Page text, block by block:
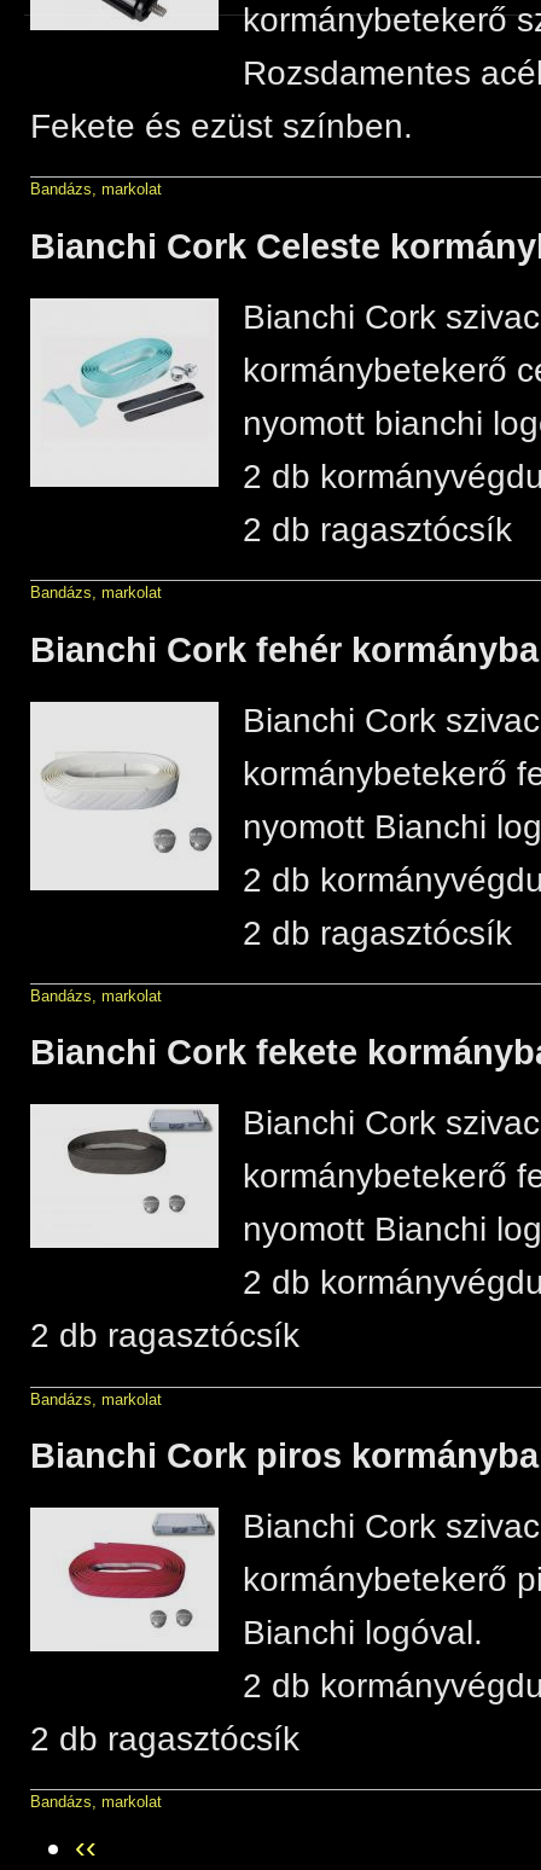
kormánybetekerő
Rozsdamentes
Fekete és ezüst színben.
Bandázs, markolat
Bianchi Cork Celeste
Bianchi Cork
kormánybetekerő
nyomott bianchi
2 db
2 db ragasztócsík
Bandázs, markolat
Bianchi Cork fehér
Bianchi Cork
kormánybetekerő
nyomott Bianchi
2 db
2 db ragasztócsík
Bandázs, markolat
Bianchi Cork fekete
Bianchi Cork
kormánybetekerő
nyomott Bianchi
2 db
2 db ragasztócsík
Bandázs, markolat
Bianchi Cork piros
Bianchi Cork
kormánybetekerő
Bianchi logóval.
2 db
2 db ragasztócsík
Bandázs, markolat
‹‹